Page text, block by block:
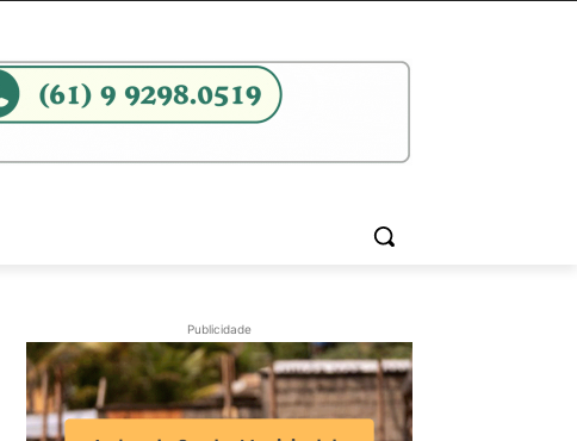
Publicidade